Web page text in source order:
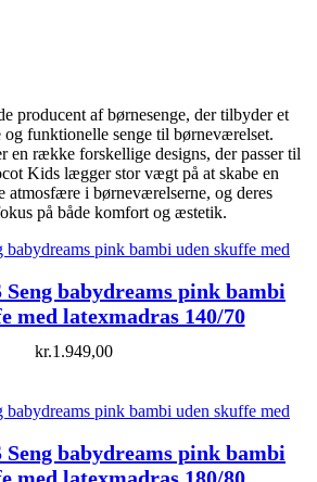
producent af børnesenge, der tilbyder et
funktionelle senge til børneværelset.
en række forskellige designs, der passer til
Kids lægger stor vægt på at skabe en
atmosfære i børneværelserne, og deres
på både komfort og æstetik.
babydreams pink bambi
med latexmadras 140/70
kr.1.949,00
babydreams pink bambi